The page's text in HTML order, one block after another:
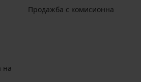
на
Продажба с комисионна